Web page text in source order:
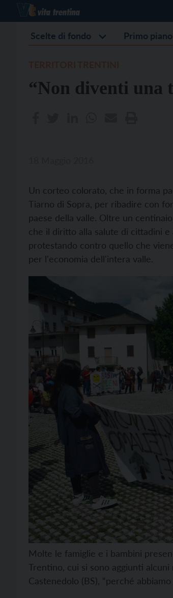
Scelte di fondo Primo piano
“Non diventi una
Un corteo colorato, che in forma
Tiarno di Sopra, per ribadire con
paese della valle. Oltre un
che il diritto alla salute di cittadini
protestando contro quello che
per l'economia dell'intera valle.
Molte le famiglie e i bambini
Trentino, cui si sono aggiunti
Castenedolo (BS), “perché